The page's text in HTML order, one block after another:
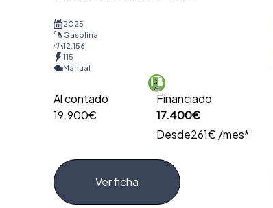
2025
Gasolina
12.156
115
Manual
Al contado
19.900€
Financiado
17.400€
Desde261€ /mes*
Ver ficha